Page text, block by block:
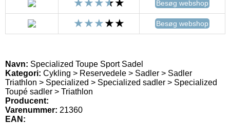
Besøg webshop
Besøg webshop
Navn: Specialized Toupe Sport Sadel
Kategori: Cykling > Reservedele > Sadler > Sadler
Triathlon > Specialized > Specialized sadler > Specialized
Toupé sadler > Triathlon
Producent:
Varenummer: 21360
EAN: